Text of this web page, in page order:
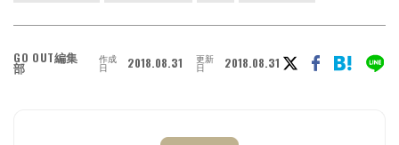
GO OUT編集
部
作成
日 2018.08.31 更新
日 2018.08.31